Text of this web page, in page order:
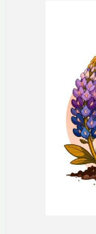
lupiinin
kukilla